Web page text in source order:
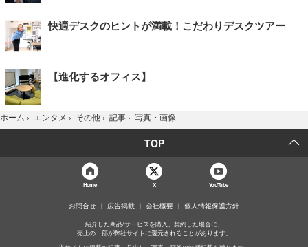
快適デスクのヒントが満載！こだわりデスクツアー
【進化するオフィス】
ホーム › エンタメ › その他 › 記事 › 写真・画像
TOP
Home X YouTube
お問合せ 広告掲載 会社概要 個人情報保護方針
紹介した商品/サービスを購入、契約した場合に、
売上の一部が弊社サイトに還元されることがあります。